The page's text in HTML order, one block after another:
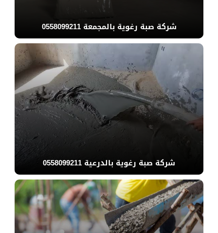
شركة صبة رغوية بالمجمعة 0558099211
شركة صبة رغوية بالدرعية 0558099211